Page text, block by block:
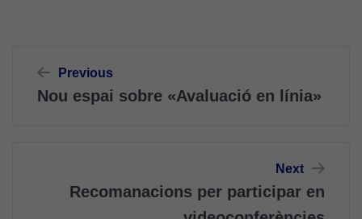
d'entrades
Previous
Nou espai sobre «Avaluació en línia»
Next
Recomanacions per participar en